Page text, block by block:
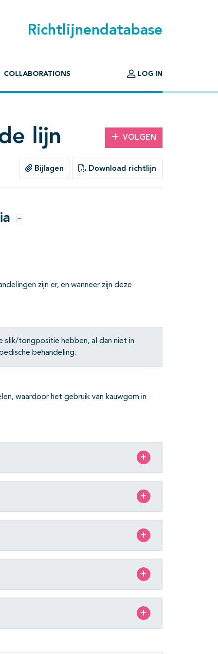
Richtlijnendatabase
COLLABORATIONS LOG IN
lijn VOLGEN
Bijlagen Download richtlijn
Opties
zijn er, en wanneer zijn deze
slik/tongpositie hebben, al dan niet in
behandeling.
waardoor het gebruik van kauwgom in